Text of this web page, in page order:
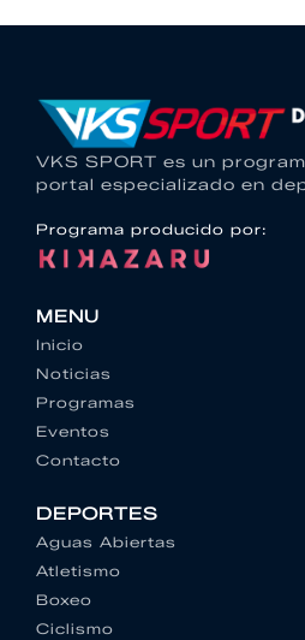
VKS SPORT es un
portal especializado en
Programa producido por:
MENU
Inicio
Noticias
Programas
Eventos
Contacto
DEPORTES
Aguas Abiertas
Atletismo
Boxeo
Ciclismo